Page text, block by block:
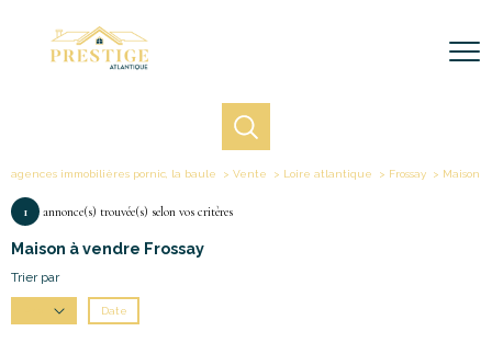
agences immobilières pornic, la baule Vente Loire atlantique Frossay Maison
1 annonce(s) trouvée(s) selon vos critères
Maison à vendre Frossay
Trier par
Date